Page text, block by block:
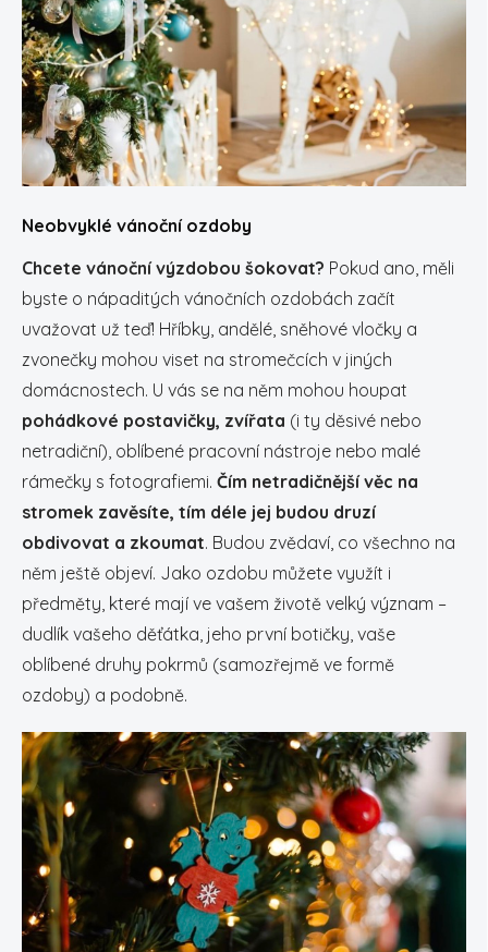
Neobvyklé vánoční ozdoby
Chcete vánoční výzdobou šokovat? Pokud ano, měli
byste o nápaditých vánočních ozdobách začít
uvažovat už teď! Hříbky, andělé, sněhové vločky a
zvonečky mohou viset na stromečcích v jiných
domácnostech. U vás se na něm mohou houpat
pohádkové postavičky, zvířata (i ty děsivé nebo
netradiční), oblíbené pracovní nástroje nebo malé
rámečky s fotografiemi. Čím netradičnější věc na
stromek zavěsíte, tím déle jej budou druzí
obdivovat a zkoumat. Budou zvědaví, co všechno na
něm ještě objeví. Jako ozdobu můžete využít i
předměty, které mají ve vašem životě velký význam –
dudlík vašeho děťátka, jeho první botičky, vaše
oblíbené druhy pokrmů (samozřejmě ve formě
ozdoby) a podobně.